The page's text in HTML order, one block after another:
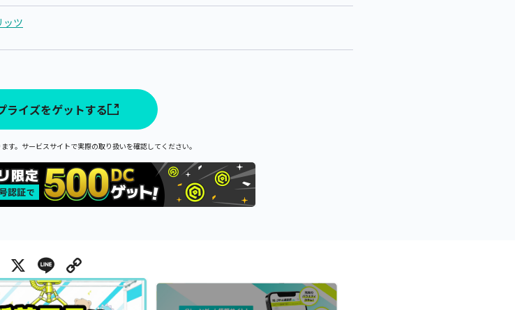
ッツ
ライズをゲットする
す。サービスサイトで実際の取り扱いを確認してください。
X Line